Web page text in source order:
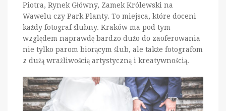
Piotra, Rynek Główny, Zamek Królewski na
Wawelu czy Park Planty. To miejsca, które doceni
każdy fotograf ślubny. Kraków ma pod tym
względem naprawdę bardzo dużo do zaoferowania
nie tylko parom biorącym ślub, ale także fotografom
z dużą wrażliwością artystyczną i kreatywnością.